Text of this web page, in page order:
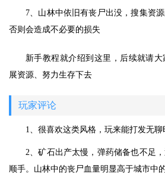
7、山林中依旧有丧尸出没，搜集资
否则会造成不必要的损失
新手教程就介绍到这里，后续就请
展资源、努力生存下去
玩家评论
1、很喜欢这类风格，玩来能打发无聊
2、矿石出产太慢，弹药储备也不足
顺手。山林中的丧尸血量明显高于城市中